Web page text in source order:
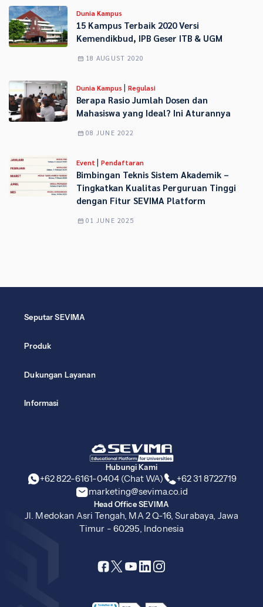
Dunia Kampus
15 Kampus Terbaik 2020 Versi
Kemendikbud, IPB Geser ITB & UGM
18 AUGUST 2020
Dunia Kampus | Regulasi
Berapa Rasio Jumlah Dosen dan
Mahasiswa yang Ideal? Ini Aturannya
08 JUNE 2022
Event | Pendaftaran
Bimbingan Teknis Sistem Akademik –
Tingkatkan Kualitas Perguruan Tinggi
dengan Fitur SEVIMA Platform
01 JUNE 2025
Hubungi Kami
+62 822-6161-0404 (Chat WA)
+62 31 8722719
marketing@sevima.co.id
Head Office SEVIMA
Jl. Medokan Asri Tengah, MA 2 Q-16, Surabaya, Jawa
Timur - 60295, Indonesia
Seputar SEVIMA
Produk
Dukungan Layanan
Informasi